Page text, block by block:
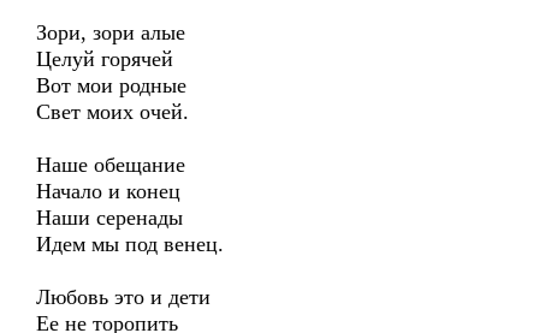
Зори, зори алые
Целуй горячей
Вот мои родные
Свет моих очей.
Наше обещание
Начало и конец
Наши серенады
Идем мы под венец.
Любовь это и дети
Ее не торопить